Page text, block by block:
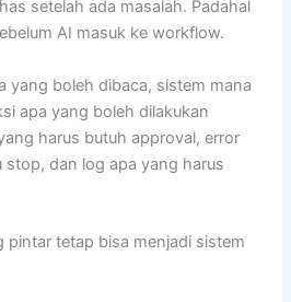
setelah ada masalah. Padahal
AI masuk ke workflow.
yang boleh dibaca, sistem mana
apa yang boleh dilakukan
harus butuh approval, error
stop, dan log apa yang harus
pintar tetap bisa menjadi sistem